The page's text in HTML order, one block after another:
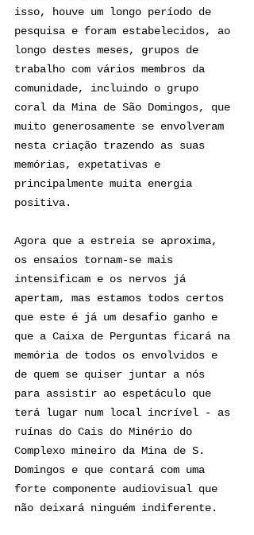
isso, houve um longo período de
pesquisa e foram estabelecidos, ao
longo destes meses, grupos de
trabalho com vários membros da
comunidade, incluindo o grupo
coral da Mina de São Domingos, que
muito generosamente se envolveram
nesta criação trazendo as suas
memórias, expetativas e
principalmente muita energia
positiva.
Agora que a estreia se aproxima,
os ensaios tornam-se mais
intensificam e os nervos já
apertam, mas estamos todos certos
que este é já um desafio ganho e
que a Caixa de Perguntas ficará na
memória de todos os envolvidos e
de quem se quiser juntar a nós
para assistir ao espetáculo que
terá lugar num local incrível - as
ruínas do Cais do Minério do
Complexo mineiro da Mina de S.
Domingos e que contará com uma
forte componente audiovisual que
não deixará ninguém indiferente.